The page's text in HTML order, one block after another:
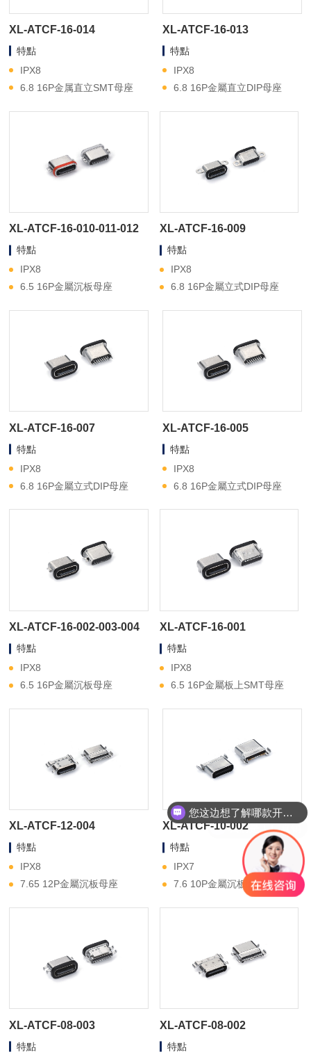
XL-ATCF-16-014
特點
IPX8
6.8 16P金属直立SMT母座
XL-ATCF-16-013
特點
IPX8
6.8 16P金屬直立DIP母座
XL-ATCF-16-010-011-012
特點
IPX8
6.5 16P金屬沉板母座
XL-ATCF-16-009
特點
IPX8
6.8 16P金屬立式DIP母座
XL-ATCF-16-007
特點
IPX8
6.8 16P金屬立式DIP母座
XL-ATCF-16-005
特點
IPX8
6.8 16P金屬立式DIP母座
XL-ATCF-16-002-003-004
特點
IPX8
6.5 16P金屬沉板母座
XL-ATCF-16-001
特點
IPX8
6.5 16P金屬板上SMT母座
XL-ATCF-12-004
特點
IPX8
7.65 12P金屬沉板母座
XL-ATCF-10-002
特點
IPX7
7.6 10P金屬沉板
XL-ATCF-08-003
特點
XL-ATCF-08-002
特點
我们是工厂直销